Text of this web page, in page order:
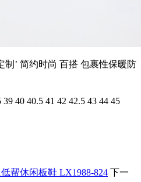
制’ 简约时尚 百搭 包裹性保暖防
40 40.5 41 42 42.5 43 44 45
帮休闲板鞋 LX1988-824 下一